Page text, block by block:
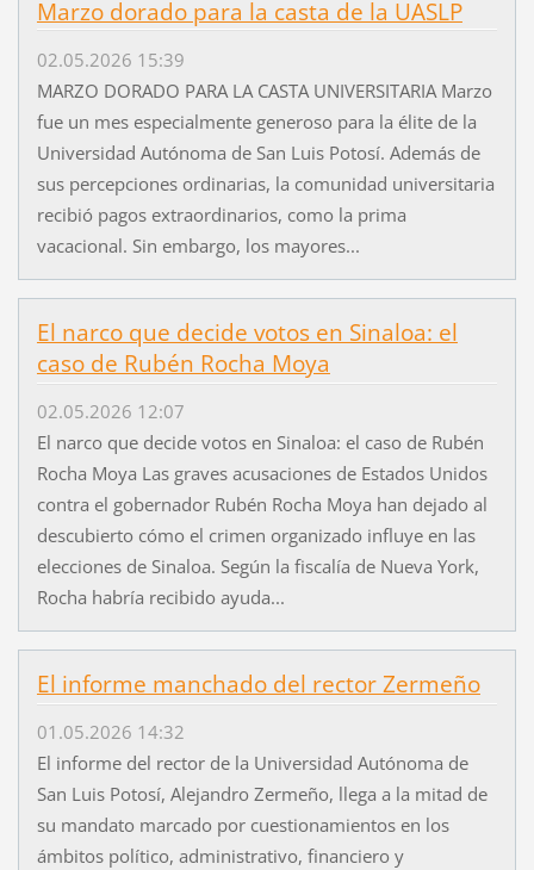
Marzo dorado para la casta de la UASLP
02.05.2026 15:39
MARZO DORADO PARA LA CASTA UNIVERSITARIA Marzo
fue un mes especialmente generoso para la élite de la
Universidad Autónoma de San Luis Potosí. Además de
sus percepciones ordinarias, la comunidad universitaria
recibió pagos extraordinarios, como la prima
vacacional. Sin embargo, los mayores...
El narco que decide votos en Sinaloa: el
caso de Rubén Rocha Moya
02.05.2026 12:07
El narco que decide votos en Sinaloa: el caso de Rubén
Rocha Moya Las graves acusaciones de Estados Unidos
contra el gobernador Rubén Rocha Moya han dejado al
descubierto cómo el crimen organizado influye en las
elecciones de Sinaloa. Según la fiscalía de Nueva York,
Rocha habría recibido ayuda...
El informe manchado del rector Zermeño
01.05.2026 14:32
El informe del rector de la Universidad Autónoma de
San Luis Potosí, Alejandro Zermeño, llega a la mitad de
su mandato marcado por cuestionamientos en los
ámbitos político, administrativo, financiero y